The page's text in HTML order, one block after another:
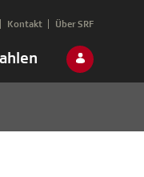
Kontakt Über SRF